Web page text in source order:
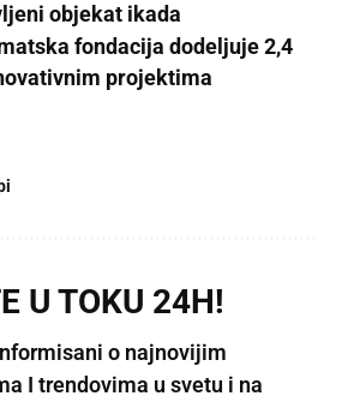
objekat ikada
fondacija dodeljuje 2,4
projektima
U TOKU 24H!
o najnovijim
I trendovima u svetu i na